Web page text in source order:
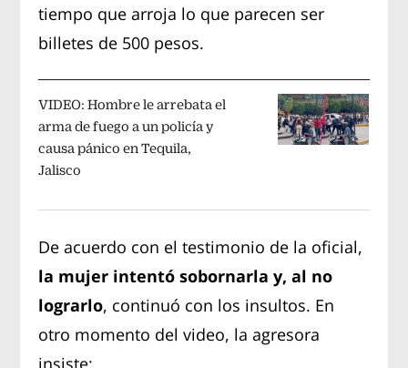
tiempo que arroja lo que parecen ser
billetes de 500 pesos.
VIDEO: Hombre le arrebata el
arma de fuego a un policía y
causa pánico en Tequila,
Jalisco
De acuerdo con el testimonio de la oficial,
la mujer intentó sobornarla y, al no
lograrlo, continuó con los insultos. En
otro momento del video, la agresora
insiste: